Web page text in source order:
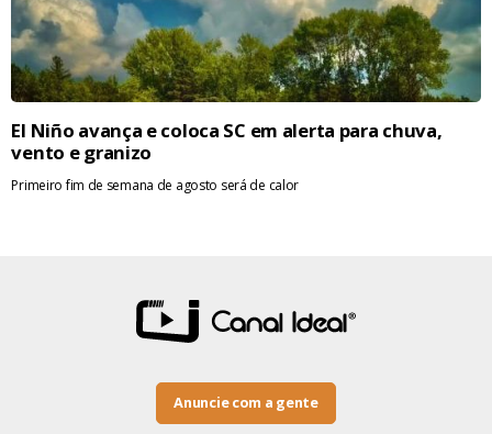
El Niño avança e coloca SC em alerta para chuva,
vento e granizo
Primeiro fim de semana de agosto será de calor
Anuncie com a gente